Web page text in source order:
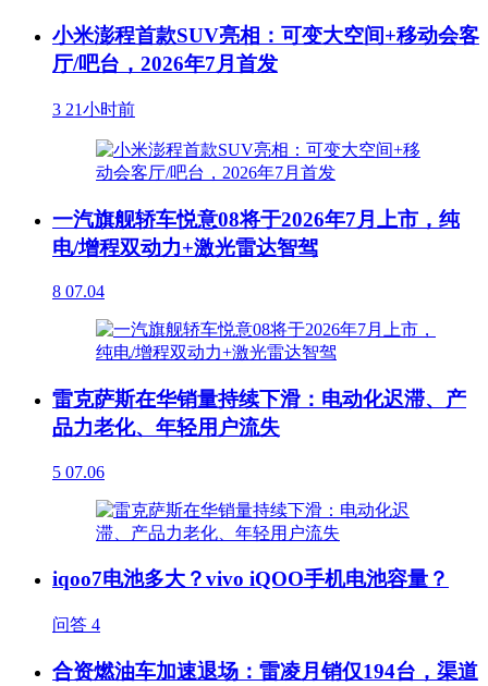
小米澎程首款SUV亮相：可变大空间+移动会客
厅/吧台，2026年7月首发
3 21小时前
一汽旗舰轿车悦意08将于2026年7月上市，纯
电/增程双动力+激光雷达智驾
8 07.04
雷克萨斯在华销量持续下滑：电动化迟滞、产
品力老化、年轻用户流失
5 07.06
iqoo7电池多大？vivo iQOO手机电池容量？
问答 4
合资燃油车加速退场：雷凌月销仅194台，渠道